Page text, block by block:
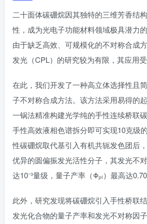
二十面体碳硼烷因其独特的三维芳香结
性，成为光电子功能材料领域极具潜力
由于缺乏高效、可规模化的不对称合成
发光（CPL）的研究较为有限，其应用受
在此，我们开发了一种高立体选择性且
子不对称合成方法。该方法采用易得的
一锅法精准构建光学纯的手性连续桥联
手性高效液相色谱拆分即可实现10克级
性碳硼烷取代基引入有机共轭发色团后
优异的圆偏振发光活性分子，其发光不
达10⁻³量级，量子产率（Φₚₗ）最高达0.70
此外，研究发现将碳硼烷引入手性桥联
发光化合物的量子产率和发光不对称因